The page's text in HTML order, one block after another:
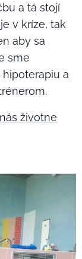
a tá stojí
v kríze, tak
aby sa
sme
a
životne